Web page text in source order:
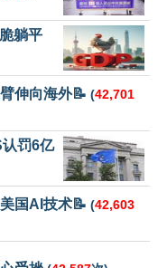
躺平
伸向海外📝 (42,701
罚6亿
国AI技术📝 (42,603